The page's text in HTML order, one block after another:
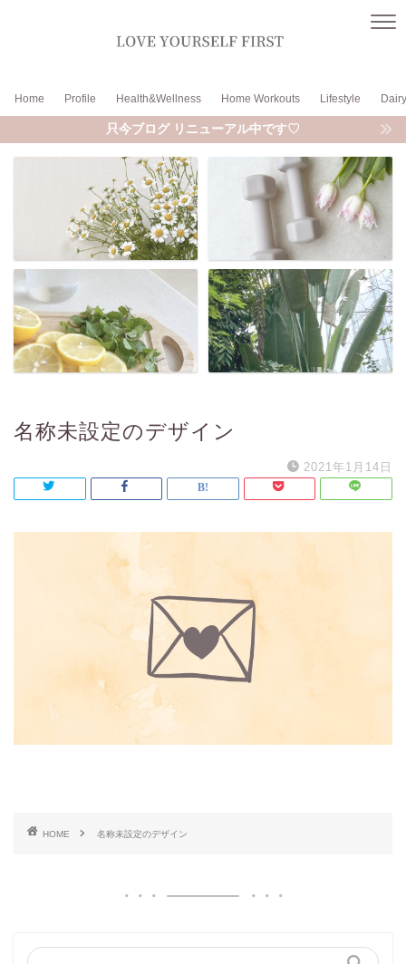
Home Profile Health&Wellness Home Workouts Lifestyle Dairy
只今ブログ リニューアル中です♡
名称未設定のデザイン
2021年1月14日
HOME 名称未設定のデザイン